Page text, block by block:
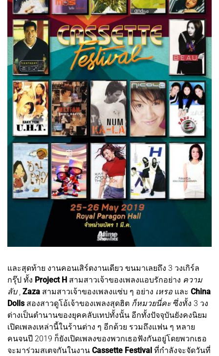
และสุดท้าย งานคอนเสิร์ตงานเดียว ขนมาเลยถึง 3 วงเกิร์ล
กรุ๊ป ทั้ง Project H สามสาวเจ้าของเพลงแอบรักอย่าง ความ
ลับ, Zaza สามสาวเจ้าของเพลงแซ่บ ๆ อย่าง เหรอ และ China
Dollsสองสาวดูโอ้เจ้าของเพลงสุดฮิต ก็หมวยนี่คะ ซึ่งทั้ง 3 วง
ต่างเป็นตำนานของยุคคลับเทปทั้งนั้น อีกทั้งปัจจุบันยังคงนิยม
เปิดเพลงเหล่านี้ในร้านต่าง ๆ อีกด้วย รวมถึงแฟน ๆ หลาย
คนจนปี 2019 ก็ยังเปิดเพลงของพวกเธอฟังกันอยู่โดยพวกเธอ
จะมาร่วมสเตจกันในงาน Cassette Festival ที่กำลังจะจัดวันที่